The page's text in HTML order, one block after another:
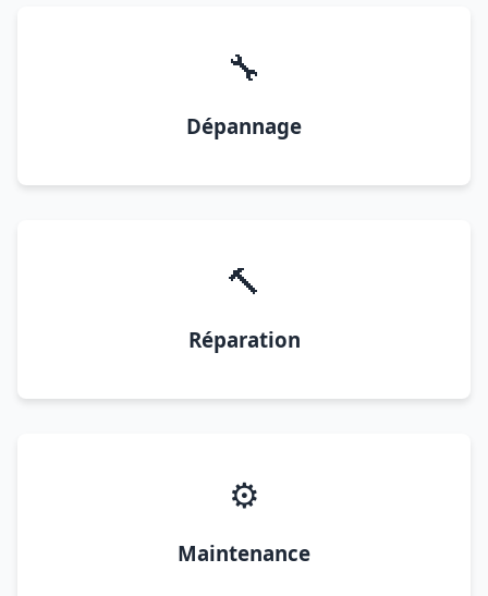
🔧
Dépannage
🔨
Réparation
⚙️
Maintenance